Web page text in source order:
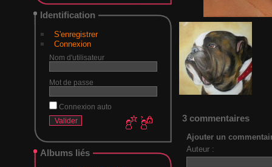
Identification
S'enregistrer
Connexion
Nom d'utilisateur
Mot de passe
Connexion auto
Albums liés
3 commentaires
Ajouter un
Auteur :